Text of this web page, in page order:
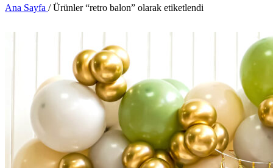
Ana Sayfa / Ürünler “retro balon” olarak etiketlendi